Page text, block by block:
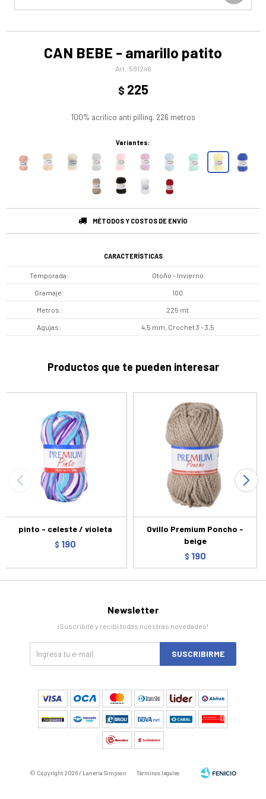
CAN BEBE - amarillo patito
591246
$ 225
100% acrilico anti pilling. 226 metros
Variantes:
MÉTODOS Y COSTOS DE ENVÍO
CARACTERÍSTICAS
Temporada Otoño - Invierno
Gramaje 100
Metros 225 mt
Agujas 4,5 mm, Crochet 3 - 3,5
Productos que te pueden interesar
pinto - celeste / violeta
$ 190
Ovillo Premium Poncho -
beige
$ 190
Newsletter
¡Suscribite y recibí todas nuestras novedades!
SUSCRIBIRME
© Copyright 2026 / Laneria Simpson Términos legales